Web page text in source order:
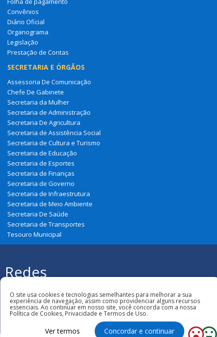
Convênios
Diário Oficial
Organograma
Legislação
Prestação de Contas
SECRETARIA E ÓRGÃOS
Assessoria De Comunicação
Chefe De Gabinete
Secretaria da Mulher
Secretaria de Administração
Secretaria De Agricultura
Secretaria de Assistência Social
Secretaria de Cultura e Turismo
Secretaria de Educação
Secretaria de Esportes
Secretaria de Finanças
Secretaria de Governo
Secretaria de Infraestrutura
Secretaria de Meio Ambiente
Secretaria De Saúde
Secretaria de Transportes
Tesouro Municipal
Redes
Sociais
Municipal de Belágua
O site usa cookies e tecnologias semelhantes para melhorar a sua
experiência de navegação, assim como providenciar alguns recursos
essenciais. Ao continuar em nosso site, você concorda com a nossa
Política de Cookies, Privacidade e Termos de Uso.
Ver termos Concordar e continuar